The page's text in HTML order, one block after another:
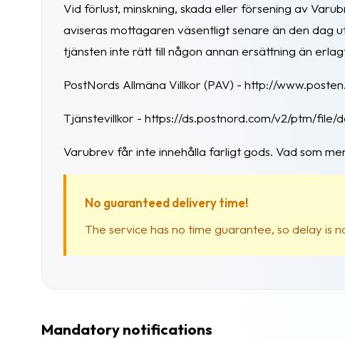
Vid förlust, minskning, skada eller försening av
aviseras mottagaren väsentligt senare än den dag
tjänsten inte rätt till någon annan ersättning än
PostNords Allmäna Villkor (PAV) - http://
Tjänstevillkor - https://ds.postnord.com/v2/ptm/file/
Varubrev får inte innehålla farligt gods. Vad som
No guaranteed delivery time!
The service has no time guarantee, so delay is
Mandatory notifications